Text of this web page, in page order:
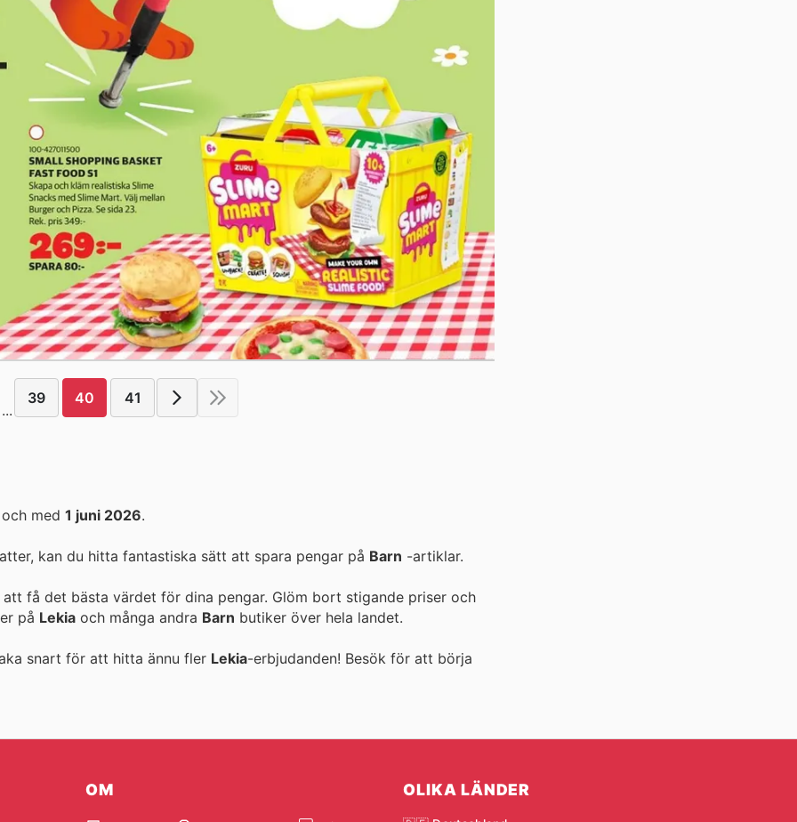
...
39 40 41
med 1 juni 2026.
kan du hitta fantastiska sätt att spara pengar på Barn -artiklar.
få det bästa värdet för dina pengar. Glöm bort stigande priser och
på Lekia och många andra Barn butiker över hela landet.
snart för att hitta ännu fler Lekia-erbjudanden! Besök för att börja
OM OLIKA LÄNDER